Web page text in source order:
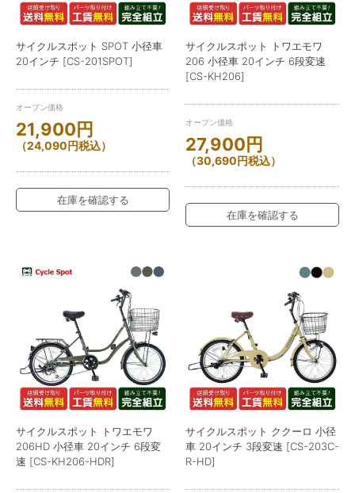
サイクルスポット SPOT 小径車
20インチ [CS-201SPOT]
オープン価格
21,900円
（24,090円税込）
在庫を確認する
サイクルスポット トワエモワ
206 小径車 20インチ 6段変速
[CS-KH206]
オープン価格
27,900円
（30,690円税込）
在庫を確認する
サイクルスポット トワエモワ
206HD 小径車 20インチ 6段変
速 [CS-KH206-HDR]
サイクルスポット ククーロ 小径
車 20インチ 3段変速 [CS-203C-
R-HD]